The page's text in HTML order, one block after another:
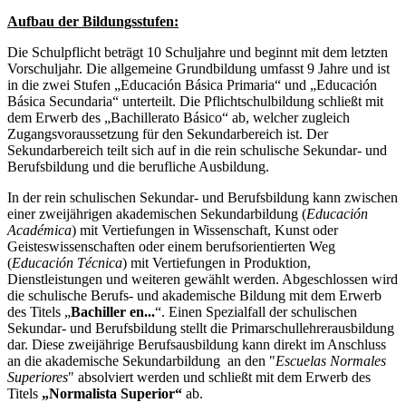
Aufbau der Bildungsstufen:
Die Schulpflicht beträgt 10 Schuljahre und beginnt mit dem letzten
Vorschuljahr. Die allgemeine Grundbildung umfasst 9 Jahre und ist
in die zwei Stufen „Educación Básica Primaria“ und „Educación
Básica Secundaria“ unterteilt. Die Pflichtschulbildung schließt mit
dem Erwerb des „Bachillerato Básico“ ab, welcher zugleich
Zugangsvoraussetzung für den Sekundarbereich ist. Der
Sekundarbereich teilt sich auf in die rein schulische Sekundar- und
Berufsbildung und die berufliche Ausbildung.
In der rein schulischen Sekundar- und Berufsbildung kann zwischen
einer zweijährigen akademischen Sekundarbildung (Educación
Académica) mit Vertiefungen in Wissenschaft, Kunst oder
Geisteswissenschaften oder einem berufsorientierten Weg
(Educación Técnica) mit Vertiefungen in Produktion,
Dienstleistungen und weiteren gewählt werden. Abgeschlossen wird
die schulische Berufs- und akademische Bildung mit dem Erwerb
des Titels „Bachiller en...“. Einen Spezialfall der schulischen
Sekundar- und Berufsbildung stellt die Primarschullehrerausbildung
dar. Diese zweijährige Berufsausbildung kann direkt im Anschluss
an die akademische Sekundarbildung an den "Escuelas Normales
Superiores" absolviert werden und schließt mit dem Erwerb des
Titels „Normalista Superior“ ab.